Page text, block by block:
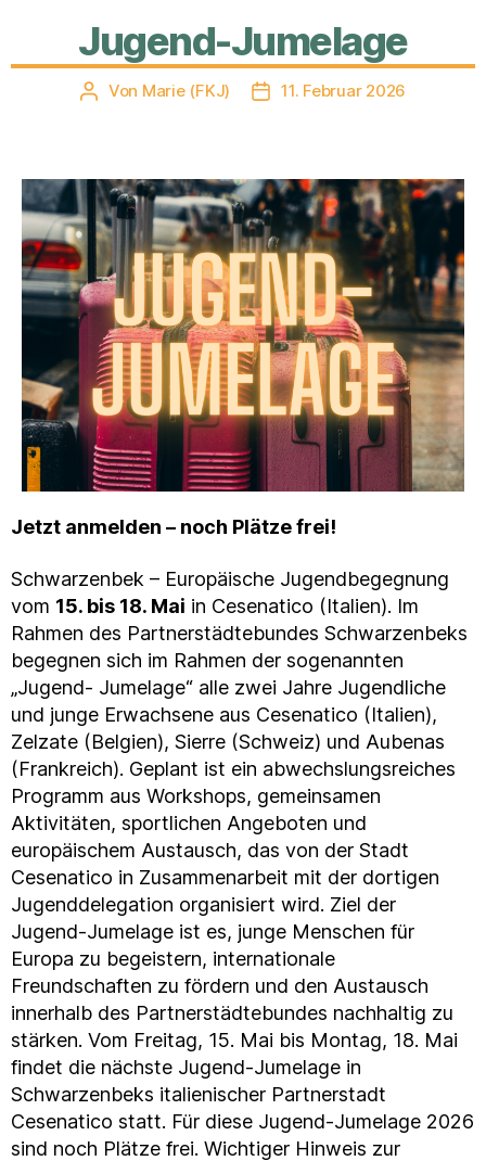
Jugend-Jumelage
Beitragsautor
Von Marie (FKJ) Veröffentlichungsdatum
11. Februar 2026
Jetzt anmelden – noch Plätze frei!
Schwarzenbek – Europäische Jugendbegegnung
vom 15. bis 18. Mai in Cesenatico (Italien). Im
Rahmen des Partnerstädtebundes Schwarzenbeks
begegnen sich im Rahmen der sogenannten
„Jugend- Jumelage“ alle zwei Jahre Jugendliche
und junge Erwachsene aus Cesenatico (Italien),
Zelzate (Belgien), Sierre (Schweiz) und Aubenas
(Frankreich). Geplant ist ein abwechslungsreiches
Programm aus Workshops, gemeinsamen
Aktivitäten, sportlichen Angeboten und
europäischem Austausch, das von der Stadt
Cesenatico in Zusammenarbeit mit der dortigen
Jugenddelegation organisiert wird. Ziel der
Jugend-Jumelage ist es, junge Menschen für
Europa zu begeistern, internationale
Freundschaften zu fördern und den Austausch
innerhalb des Partnerstädtebundes nachhaltig zu
stärken. Vom Freitag, 15. Mai bis Montag, 18. Mai
findet die nächste Jugend-Jumelage in
Schwarzenbeks italienischer Partnerstadt
Cesenatico statt. Für diese Jugend-Jumelage 2026
sind noch Plätze frei. Wichtiger Hinweis zur